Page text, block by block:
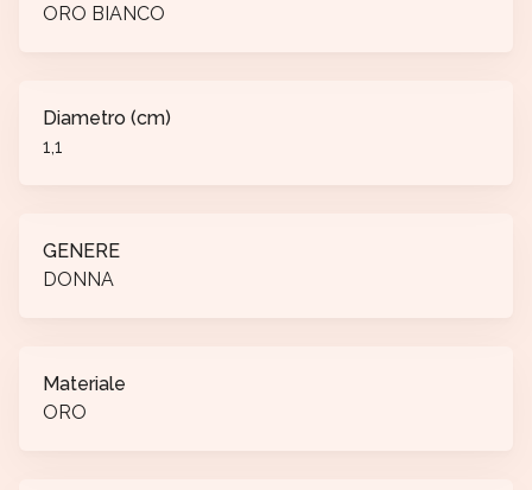
ORO BIANCO
Diametro (cm)
1,1
GENERE
DONNA
Materiale
ORO